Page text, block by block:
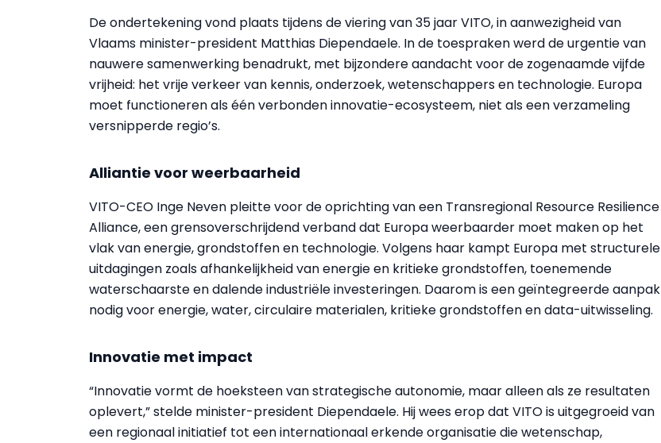
De ondertekening vond plaats tijdens de viering van 35 jaar VITO, in aanwezigheid van
Vlaams minister-president Matthias Diependaele. In de toespraken werd de urgentie van
nauwere samenwerking benadrukt, met bijzondere aandacht voor de zogenaamde vijfde
vrijheid: het vrije verkeer van kennis, onderzoek, wetenschappers en technologie. Europa
moet functioneren als één verbonden innovatie-ecosysteem, niet als een verzameling
versnipperde regio’s.
Alliantie voor weerbaarheid
VITO-CEO Inge Neven pleitte voor de oprichting van een Transregional Resource Resilience
Alliance, een grensoverschrijdend verband dat Europa weerbaarder moet maken op het
vlak van energie, grondstoffen en technologie. Volgens haar kampt Europa met structurele
uitdagingen zoals afhankelijkheid van energie en kritieke grondstoffen, toenemende
waterschaarste en dalende industriële investeringen. Daarom is een geïntegreerde aanpak
nodig voor energie, water, circulaire materialen, kritieke grondstoffen en data-uitwisseling.
Innovatie met impact
“Innovatie vormt de hoeksteen van strategische autonomie, maar alleen als ze resultaten
oplevert,” stelde minister-president Diependaele. Hij wees erop dat VITO is uitgegroeid van
een regionaal initiatief tot een internationaal erkende organisatie die wetenschap,